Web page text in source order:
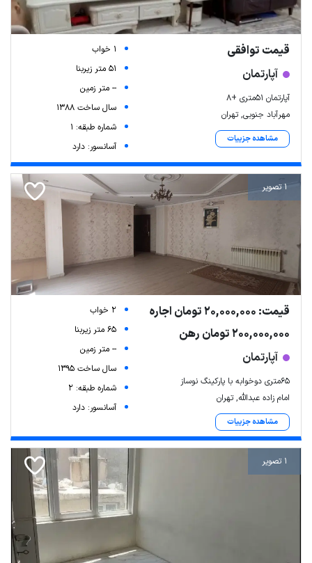
قیمت توافقی
آپارتمان
آپارتمان 51متری +۸
مهرآباد جنوبی, تهران
مشاهده جزییات
1 خواب
51 متر زیربنا
-- متر زمین
سال ساخت 1388
شماره طبقه: 1
آسانسور: دارد
1 تصویر
قیمت: 20,000,000 تومان اجاره
200,000,000 تومان رهن
آپارتمان
۶۵متری دوخوابه با پارکینگ نوساز
امام زاده عبدالله, تهران
مشاهده جزییات
2 خواب
65 متر زیربنا
-- متر زمین
سال ساخت 1395
شماره طبقه: 2
آسانسور: دارد
1 تصویر